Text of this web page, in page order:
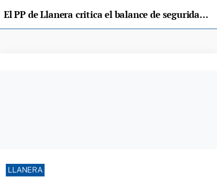
El PP de Llanera critica el balance de seguridad de la alcaldesa: «No se puede gobernar con estadísticas»
LLANERA